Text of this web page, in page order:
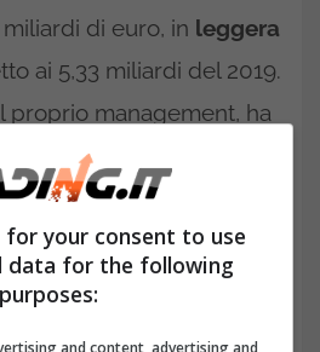
di euro, in leggera
ai 5,33 miliardi del 2019.
proprio management, ha
del giro d’affari ha
imposte per
della pandemia di
determinato una
your consent to use
data for the following
purposes:
and content, advertising and